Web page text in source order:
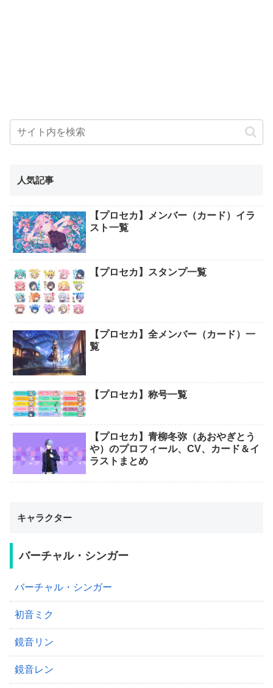
人気記事
【プロセカ】メンバー（カード）イラ
スト一覧
【プロセカ】スタンプ一覧
【プロセカ】全メンバー（カード）一
覧
【プロセカ】称号一覧
【プロセカ】青柳冬弥（あおやぎとう
や）のプロフィール、CV、カード＆イ
ラストまとめ
キャラクター
バーチャル・シンガー
バーチャル・シンガー
初音ミク
鏡音リン
鏡音レン